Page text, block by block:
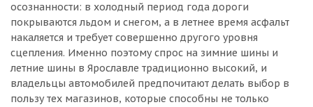
осознанности: в холодный период года дороги
покрываются льдом и снегом, а в летнее время асфальт
накаляется и требует совершенно другого уровня
сцепления. Именно поэтому спрос на зимние шины и
летние шины в Ярославле традиционно высокий, и
владельцы автомобилей предпочитают делать выбор в
пользу тех магазинов, которые способны не только